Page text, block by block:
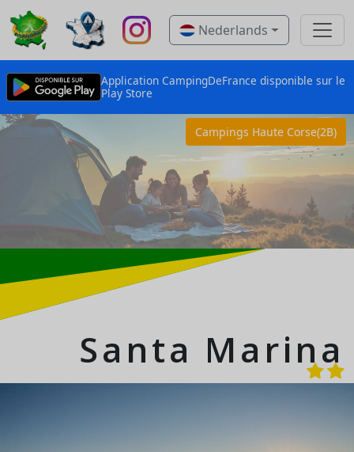
Nederlands
Application CampingDeFrance disponible sur le
Play Store
Campings Haute Corse(2B)
Santa Marina